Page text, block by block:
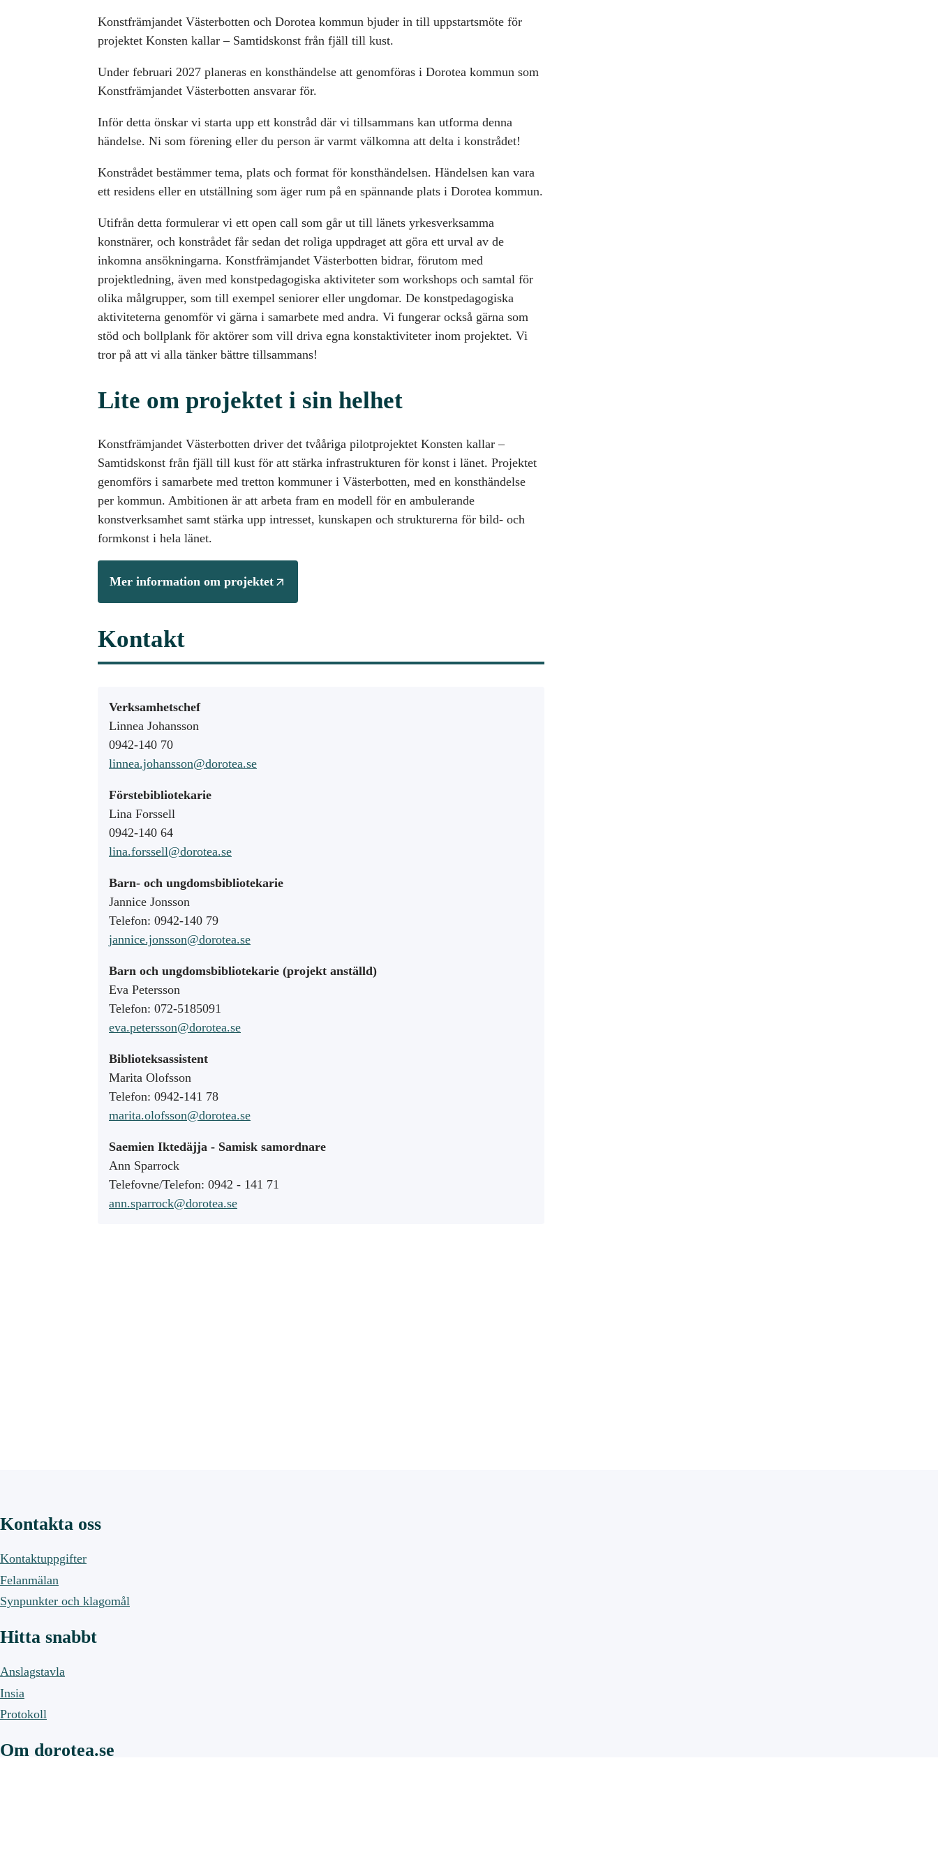
Konstfrämjandet Västerbotten och Dorotea kommun bjuder in till uppstartsmöte för
projektet Konsten kallar – Samtidskonst från fjäll till kust.
Under februari 2027 planeras en konsthändelse att genomföras i Dorotea kommun som
Konstfrämjandet Västerbotten ansvarar för.
Inför detta önskar vi starta upp ett konstråd där vi tillsammans kan utforma denna
händelse. Ni som förening eller du person är varmt välkomna att delta i konstrådet!
Konstrådet bestämmer tema, plats och format för konsthändelsen. Händelsen kan vara
ett residens eller en utställning som äger rum på en spännande plats i Dorotea kommun.
Utifrån detta formulerar vi ett open call som går ut till länets yrkesverksamma
konstnärer, och konstrådet får sedan det roliga uppdraget att göra ett urval av de
inkomna ansökningarna. Konstfrämjandet Västerbotten bidrar, förutom med
projektledning, även med konstpedagogiska aktiviteter som workshops och samtal för
olika målgrupper, som till exempel seniorer eller ungdomar. De konstpedagogiska
aktiviteterna genomför vi gärna i samarbete med andra. Vi fungerar också gärna som
stöd och bollplank för aktörer som vill driva egna konstaktiviteter inom projektet. Vi
tror på att vi alla tänker bättre tillsammans!
Lite om projektet i sin helhet
Konstfrämjandet Västerbotten driver det tvååriga pilotprojektet Konsten kallar –
Samtidskonst från fjäll till kust för att stärka infrastrukturen för konst i länet. Projektet
genomförs i samarbete med tretton kommuner i Västerbotten, med en konsthändelse
per kommun. Ambitionen är att arbeta fram en modell för en ambulerande
konstverksamhet samt stärka upp intresset, kunskapen och strukturerna för bild- och
formkonst i hela länet.
Mer information om projektet
Kontakt
Verksamhetschef
Linnea Johansson
0942-140 70
linnea.johansson@dorotea.se
Förstebibliotekarie
Lina Forssell
0942-140 64
lina.forssell@dorotea.se
Barn- och ungdomsbibliotekarie
Jannice Jonsson
Telefon: 0942-140 79
jannice.jonsson@dorotea.se
Barn och ungdomsbibliotekarie (projekt anställd)
Eva Petersson
Telefon: 072-5185091
eva.petersson@dorotea.se
Biblioteksassistent
Marita Olofsson
Telefon: 0942-141 78
marita.olofsson@dorotea.se
Saemien Iktedäjja - Samisk samordnare
Ann Sparrock
Telefovne/Telefon: 0942 - 141 71
ann.sparrock@dorotea.se
Kontakta oss
Kontaktuppgifter
Felanmälan
Synpunkter och klagomål
Hitta snabbt
Anslagstavla
Insia
Protokoll
Om dorotea.se